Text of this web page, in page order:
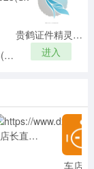
enscape2023(SketchUp渲染插件) V3.4.4 官方版
贵鹤证件精灵最新绿色免注册版v2.6.2
进入
店长直聘 v9.040 安卓版